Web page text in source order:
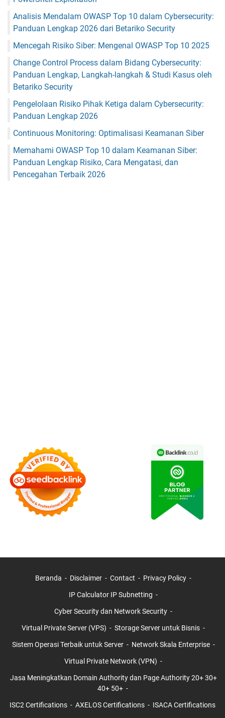
Analisis Mendalam OWASP Top 10 dalam Cybersecurity:
Panduan Lengkap 2026 dari Betariko Security
Mencegah Risiko Siber: Mengenal OWASP Top 10 2025
Change Control Process dalam Bidang Cybersecurity:
Panduan Lengkap, Langkah-langkah & Studi Kasus oleh
Betariko Security
Pengelolaan Risiko Pihak Ketiga dalam Cybersecurity:
Panduan Lengkap 2026
Continuous Monitoring: Optimalisasi Keamanan Siber
Memahami OWASP Top 10 dalam Keamanan Siber:
Panduan Lengkap Risiko, Cara Mengatasi, dan
Pencegahan Terbaik 2026
Beranda Disclaimer Contact Privacy Policy
IP Calculator IP Subnetting
Cyber Security dan Network Security
Virtual Private Server (VPS) Storage Server untuk Bisnis
Sistem Operasi Terbaik untuk Server Network Skala Enterprise
Virtual Private Network (VPN)
Jasa Meningkatkan Domain Authority dan Page Authority 20+ 30+
40+ 50+
ISC2 Certifications AXELOS Certifications ISACA Certifications